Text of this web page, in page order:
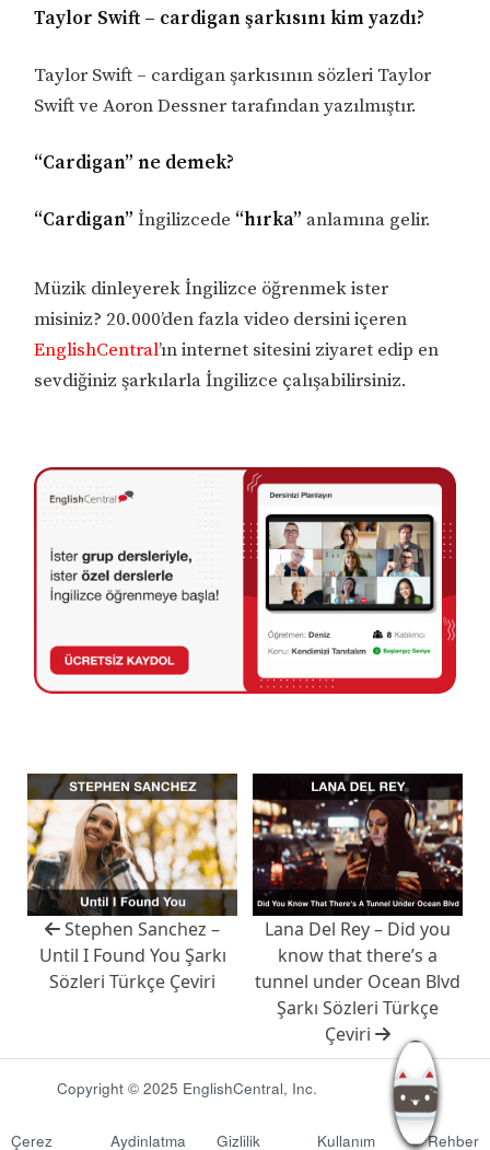
Taylor Swift – cardigan şarkısını kim yazdı?
Taylor Swift – cardigan şarkısının sözleri Taylor
Swift ve Aoron Dessner tarafından yazılmıştır.
“Cardigan” ne demek?
“Cardigan” İngilizcede “hırka” anlamına gelir.
Müzik dinleyerek İngilizce öğrenmek ister
misiniz? 20.000’den fazla video dersini içeren
EnglishCentral’ın internet sitesini ziyaret edip en
sevdiğiniz şarkılarla İngilizce çalışabilirsiniz.
Stephen Sanchez –
Until I Found You Şarkı
Sözleri Türkçe Çeviri
Lana Del Rey – Did you
know that there’s a
tunnel under Ocean Blvd
Şarkı Sözleri Türkçe
Çeviri
Copyright © 2025 EnglishCentral, Inc.
Çerez Aydinlatma Gizlilik Kullanım Rehber